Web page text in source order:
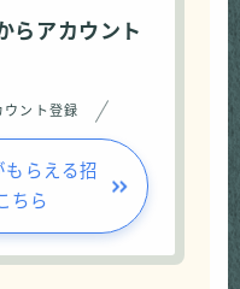
らアカウント
ウント登録
らえる招
ちら